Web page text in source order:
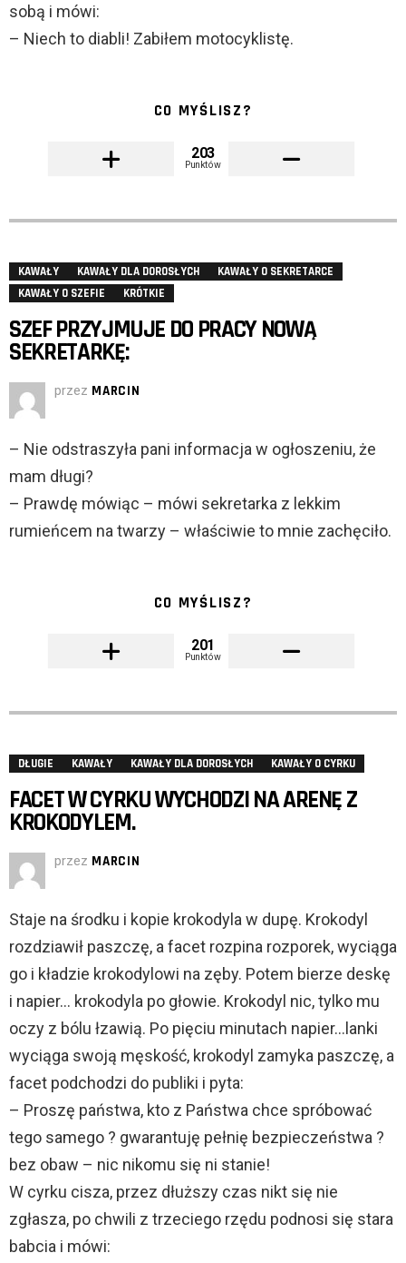
sobą i mówi:
– Niech to diabli! Zabiłem motocyklistę.
CO MYŚLISZ?
203
Punktów
KAWAŁY KAWAŁY DLA DOROSŁYCH
KAWAŁY O SEKRETARCE
KAWAŁY O SZEFIE
KRÓTKIE
SZEF PRZYJMUJE DO PRACY NOWĄ
SEKRETARKĘ:
przez MARCIN
– Nie odstraszyła pani informacja w ogłoszeniu, że
mam długi?
– Prawdę mówiąc – mówi sekretarka z lekkim
rumieńcem na twarzy – właściwie to mnie zachęciło.
CO MYŚLISZ?
201
Punktów
DŁUGIE KAWAŁY KAWAŁY DLA DOROSŁYCH KAWAŁY O CYRKU
FACET W CYRKU WYCHODZI NA ARENĘ Z
KROKODYLEM.
przez MARCIN
Staje na środku i kopie krokodyla w dupę. Krokodyl
rozdziawił paszczę, a facet rozpina rozporek, wyciąga
go i kładzie krokodylowi na zęby. Potem bierze deskę
i napier… krokodyla po głowie. Krokodyl nic, tylko mu
oczy z bólu łzawią. Po pięciu minutach napier…lanki
wyciąga swoją męskość, krokodyl zamyka paszczę, a
facet podchodzi do publiki i pyta:
– Proszę państwa, kto z Państwa chce spróbować
tego samego ? gwarantuję pełnię bezpieczeństwa ?
bez obaw – nic nikomu się ni stanie!
W cyrku cisza, przez dłuższy czas nikt się nie
zgłasza, po chwili z trzeciego rzędu podnosi się stara
babcia i mówi: